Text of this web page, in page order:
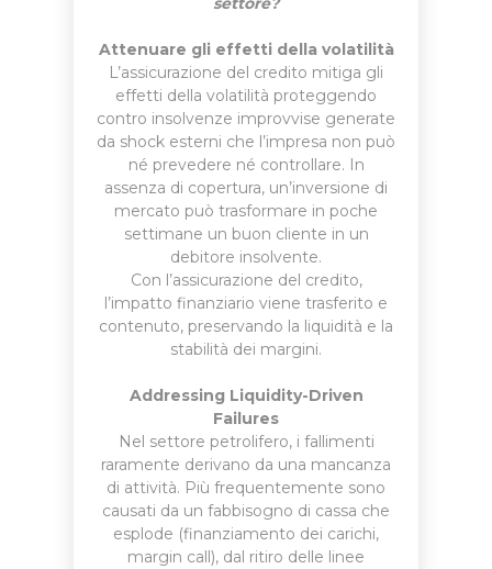
Attenuare gli effetti della volatilità
L’assicurazione del credito mitiga gli
effetti della volatilità proteggendo
contro insolvenze improvvise generate
da shock esterni che l’impresa non può
né prevedere né controllare. In
assenza di copertura, un’inversione di
mercato può trasformare in poche
settimane un buon cliente in un
debitore insolvente.
Con l’assicurazione del credito,
l’impatto finanziario viene trasferito e
contenuto, preservando la liquidità e la
stabilità dei margini.
Addressing Liquidity-Driven
Failures
Nel settore petrolifero, i fallimenti
raramente derivano da una mancanza
di attività. Più frequentemente sono
causati da un fabbisogno di cassa che
esplode (finanziamento dei carichi,
margin call), dal ritiro delle linee